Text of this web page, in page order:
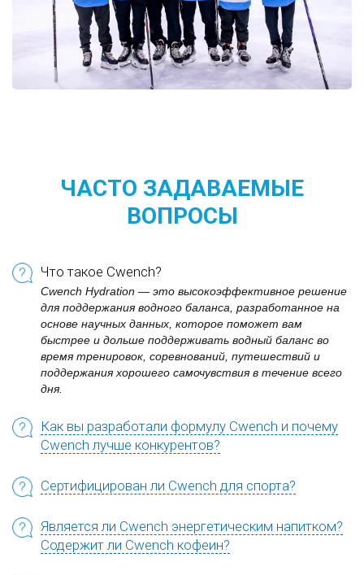
ЧАСТО ЗАДАВАЕМЫЕ
ВОПРОСЫ
Что такое Cwench?
Cwench Hydration — это высокоэффективное решение
для поддержания водного баланса, разработанное на
основе научных данных, которое поможет вам
быстрее и дольше поддерживать водный баланс во
время тренировок, соревнований, путешествий и
поддержания хорошего самочувствия в течение всего
дня.
Как вы разработали формулу Cwench и почему
Cwench лучше конкурентов?
Сертифицирован ли Cwench для спорта?
Является ли Cwench энергетическим напитком?
Содержит ли Cwench кофеин?